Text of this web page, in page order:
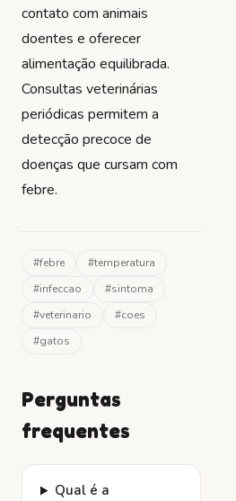
contato com animais
doentes e oferecer
alimentação equilibrada.
Consultas veterinárias
periódicas permitem a
detecção precoce de
doenças que cursam com
febre.
#febre #temperatura
#infeccao #sintoma
#veterinario #coes
#gatos
Perguntas
frequentes
Qual é a